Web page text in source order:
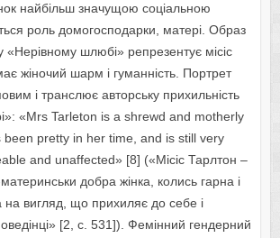
найбільш значущою соціальною
роль домогосподарки, матері. Образ
«Нерівному шлюбі» репрезентує місіс
жіночий шарм і гуманність. Портрет
і транслює авторську прихильність
«Mrs Tarleton is a shrewd and motherly
been pretty in her time, and is still very
and unaffected» [8] («Місіс Тарлтон –
добра жінка, колись гарна і
вигляд, що прихиляє до себе і
[2, с. 531]). Фемінний гендерний